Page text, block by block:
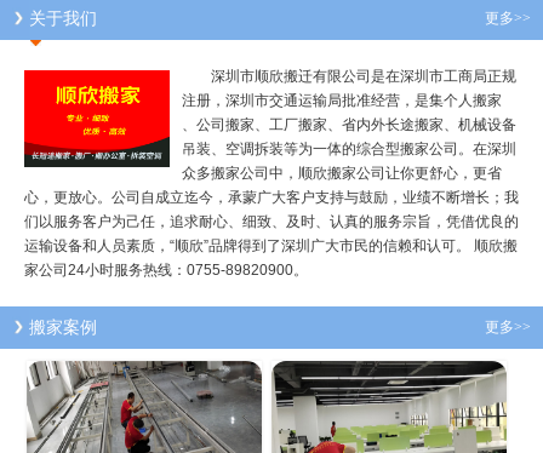
更多>>
关于我们
深圳市顺欣搬迁有限公司是在深圳市工商局正规
注册，深圳市交通运输局批准经营，是集个人搬家
、公司搬家、工厂搬家、省内外长途搬家、机械设备
吊装、空调拆装等为一体的综合型搬家公司。在深圳
众多搬家公司中，顺欣搬家公司让你更舒心，更省
心，更放心。公司自成立迄今，承蒙广大客户支持与鼓励，业绩不断增长；我
们以服务客户为己任，追求耐心、细致、及时、认真的服务宗旨，凭借优良的
运输设备和人员素质，“顺欣”品牌得到了深圳广大市民的信赖和认可。 顺欣搬
家公司24小时服务热线：0755-89820900。
更多>>
搬家案例